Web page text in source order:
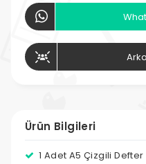
Ürün Bilgileri
1 Adet A5 Çizgili